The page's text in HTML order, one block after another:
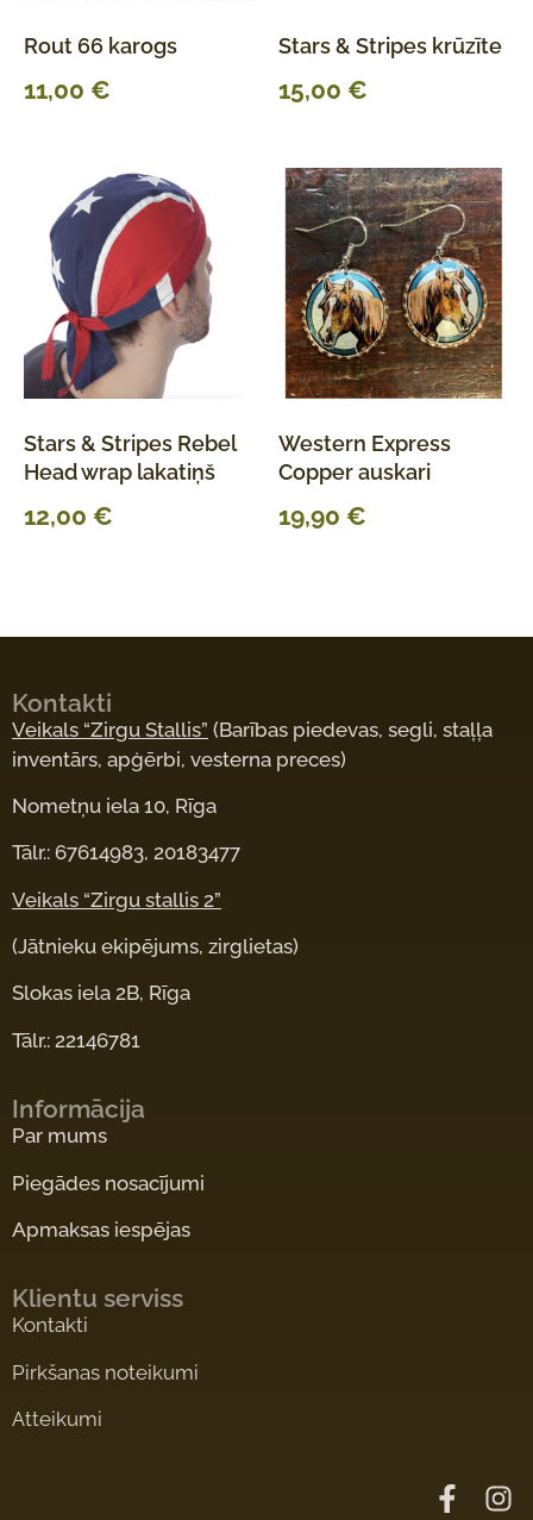
Rout 66 karogs
11,00 €
Stars & Stripes krūzīte
15,00 €
Stars & Stripes Rebel
Head wrap lakatiņš
12,00 €
Western Express
Copper auskari
19,90 €
Kontakti
Veikals “Zirgu Stallis” (Barības piedevas, segli, staļļa
inventārs, apģērbi, vesterna preces)
Nometņu iela 10, Rīga
Tālr.: 67614983, 20183477
Veikals “Zirgu stallis 2”
(Jātnieku ekipējums, zirglietas)
Slokas iela 2B, Rīga
Tālr.: 22146781
Informācija
Par mums
Piegādes nosacījumi
Apmaksas iespējas
Klientu serviss
Kontakti
Pirkšanas noteikumi
Atteikumi